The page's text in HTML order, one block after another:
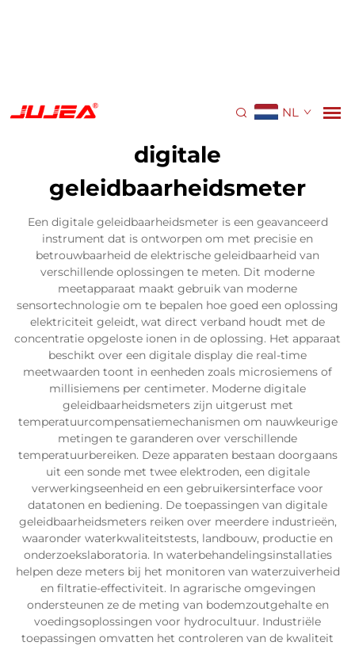
NL
digitale
geleidbaarheidsmeter
Een digitale geleidbaarheidsmeter is een geavanceerd
instrument dat is ontworpen om met precisie en
betrouwbaarheid de elektrische geleidbaarheid van
verschillende oplossingen te meten. Dit moderne
meetapparaat maakt gebruik van moderne
sensortechnologie om te bepalen hoe goed een oplossing
elektriciteit geleidt, wat direct verband houdt met de
concentratie opgeloste ionen in de oplossing. Het apparaat
beschikt over een digitale display die real-time
meetwaarden toont in eenheden zoals microsiemens of
millisiemens per centimeter. Moderne digitale
geleidbaarheidsmeters zijn uitgerust met
temperatuurcompensatiemechanismen om nauwkeurige
metingen te garanderen over verschillende
temperatuurbereiken. Deze apparaten bestaan doorgaans
uit een sonde met twee elektroden, een digitale
verwerkingseenheid en een gebruikersinterface voor
datatonen en bediening. De toepassingen van digitale
geleidbaarheidsmeters reiken over meerdere industrieën,
waaronder waterkwaliteitstests, landbouw, productie en
onderzoekslaboratoria. In waterbehandelingsinstallaties
helpen deze meters bij het monitoren van waterzuiverheid
en filtratie-effectiviteit. In agrarische omgevingen
ondersteunen ze de meting van bodemzoutgehalte en
voedingsoplossingen voor hydrocultuur. Industriële
toepassingen omvatten het controleren van de kwaliteit